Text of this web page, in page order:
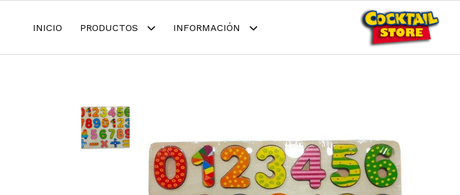
INICIO PRODUCTOS INFORMACIÓN